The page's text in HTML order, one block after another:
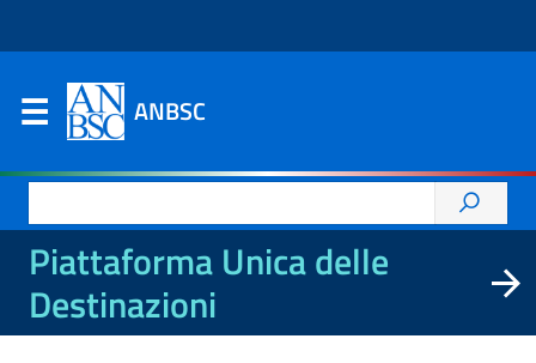
ANBSC
per:
Piattaforma Unica delle
Destinazioni